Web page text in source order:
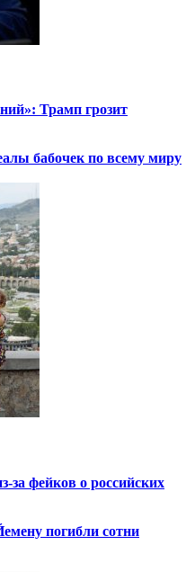
Трамп грозит
бабочек по всему миру
за фейков о российских
погибли сотни